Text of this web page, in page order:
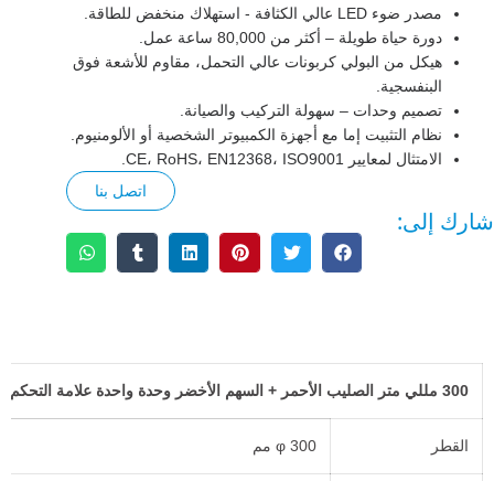
مصدر ضوء LED عالي الكثافة - استهلاك منخفض للطاقة.
دورة حياة طويلة – أكثر من 80,000 ساعة عمل.
هيكل من البولي كربونات عالي التحمل، مقاوم للأشعة فوق
البنفسجية.
تصميم وحدات – سهولة التركيب والصيانة.
نظام التثبيت إما مع أجهزة الكمبيوتر الشخصية أو الألومنيوم.
الامتثال لمعايير CE، RoHS، EN12368، ISO9001.
اتصل بنا
شارك إلى:
300 مللي متر الصليب الأحمر + السهم الأخضر وحدة واحدة علامة التحكم في المسار معلمة الضوء
القطر φ 300 مم